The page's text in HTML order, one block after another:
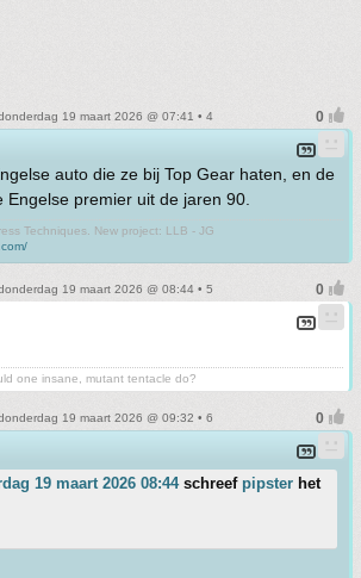
19 maart 2026 @ 07:41 • 4
auto die ze bij Top Gear haten, en de
Engelse premier uit de jaren 90.
Techniques. New project: LLB - JG
19 maart 2026 @ 08:44 • 5
one insane, mutant tentacle do?
19 maart 2026 @ 09:32 • 6
19 maart 2026 08:44schreef pipster het